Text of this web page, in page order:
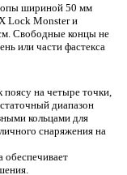
шириной 50 мм
Lock Monster и
Свободные концы не
или части фастекса
на четыре точки,
диапазон
кольцами для
снаряжения на
обеспечивает